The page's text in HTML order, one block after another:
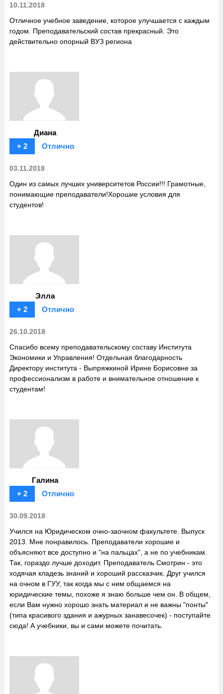
10.11.2018
Отличное учебное заведение, которое улучшается с каждым
годом. Преподавательский состав прекрасный. Это
действительно опорный ВУЗ региона
Диана
+ 2
Отлично
03.11.2018
Один из самых лучших университетов России!!! Грамотные,
понимающие преподаватели!Хорошие условия для
студентов!
Элла
+ 2
Отлично
26.10.2018
Спасибо всему преподавательскому составу Института
Экономики и Управления! Отдельная благодарность
Директору института - Выпряжкиной Ирине Борисовне за
профессионализм в работе и внимательное отношение к
студентам!
Галина
+ 2
Отлично
30.09.2018
Учился на Юридическом очно-заочном факультете. Выпуск
2013. Мне понравилось. Преподаватели хорошие и
объясняют все доступно и "на пальцах", а не по учебникам.
Так, гораздо лучше доходит. Преподаватель Смотрин - это
ходячая кладезь знаний и хороший рассказчик. Друг учился
на очном в ГУУ, так когда мы с ним общаемся на
юридические темы, похоже я знаю больше чем он. В общем,
если Вам нужно хорошо знать материал и не важны "понты"
(типа красивого здания и ажурных занавесочек) - поступайте
сюда! А учебники, вы и сами можете почитать.